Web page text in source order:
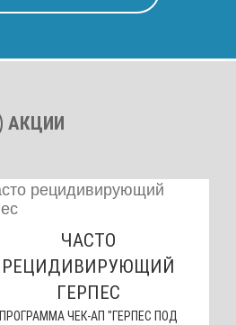
АКЦИИ
ЧАСТО
РЕЦИДИВИРУЮЩИЙ
ГЕРПЕС
ПРОГРАММА ЧЕК-АП "ГЕРПЕС ПОД